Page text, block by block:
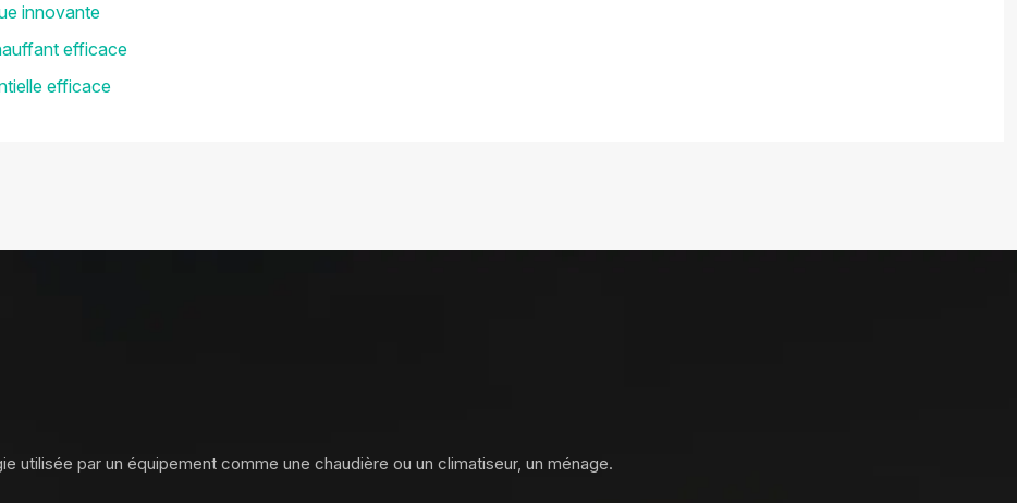
innovante
efficace
efficace
utilisée par un équipement comme une chaudière ou un climatiseur, un ménage.